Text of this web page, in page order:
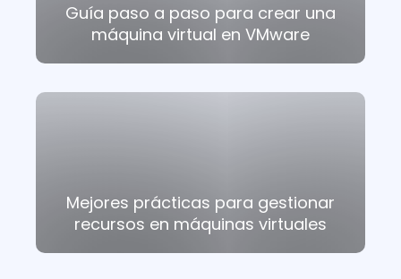
Guía paso a paso para crear una
máquina virtual en VMware
Mejores prácticas para gestionar
recursos en máquinas virtuales